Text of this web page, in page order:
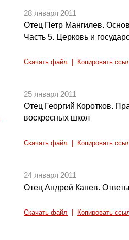
28 января 2011
Отец Петр Мангилев.
Часть 5. Церковь и
Скачать файл Копировать
25 января 2011
Отец Георгий Коротков.
воскресных школ
Скачать файл Копировать
24 января 2011
Отец Андрей Канев.
Скачать файл Копировать